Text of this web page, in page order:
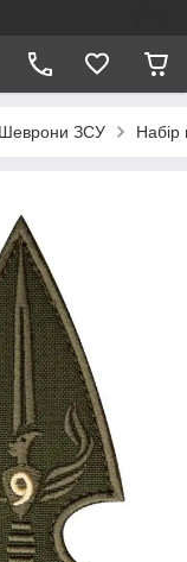
Шеврони ЗСУ Набір